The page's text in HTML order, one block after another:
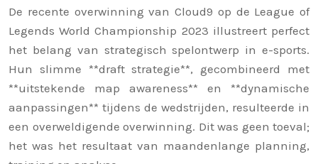
De recente overwinning van Cloud9 op de League of
Legends World Championship 2023 illustreert perfect
het belang van strategisch spelontwerp in e-sports.
Hun slimme **draft strategie**, gecombineerd met
**uitstekende map awareness** en **dynamische
aanpassingen** tijdens de wedstrijden, resulteerde in
een overweldigende overwinning. Dit was geen toeval;
het was het resultaat van maandenlange planning,